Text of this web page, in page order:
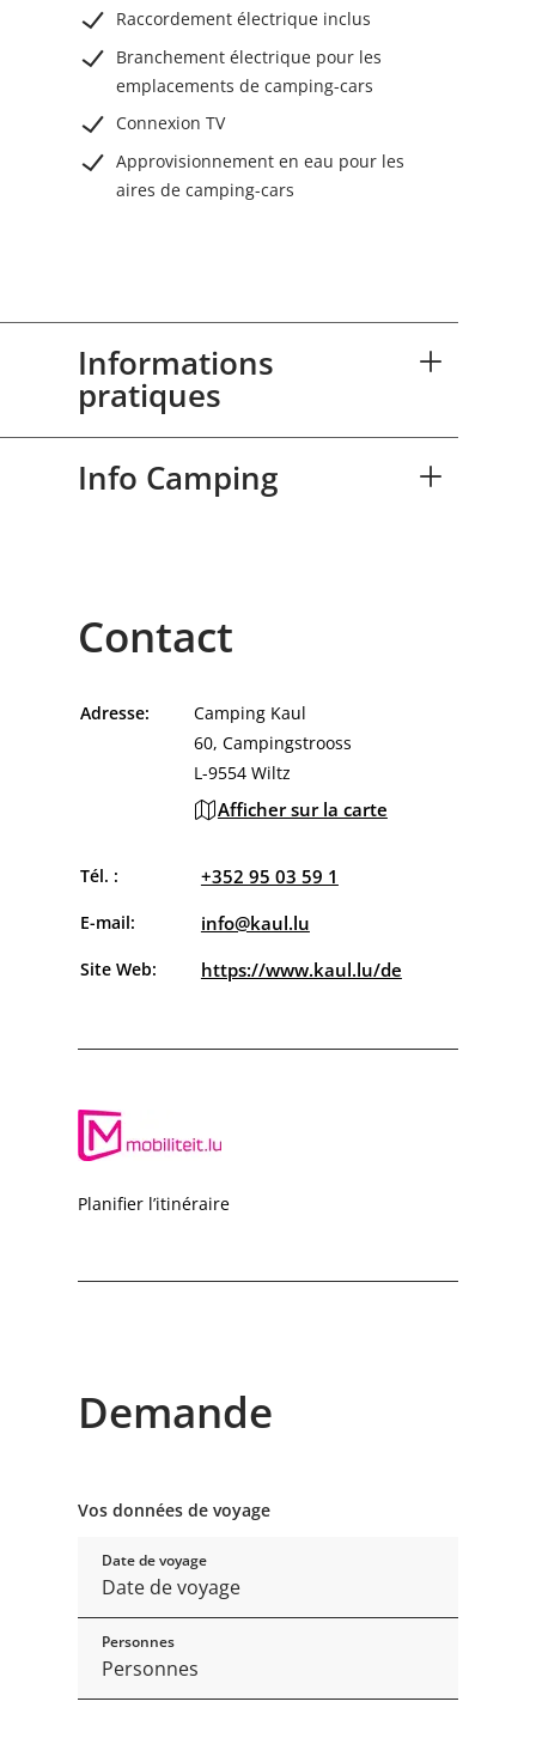
Raccordement électrique inclus
Branchement électrique pour les
emplacements de camping-cars
Connexion TV
Approvisionnement en eau pour les
aires de camping-cars
Informations
pratiques
Info Camping
Contact
Adresse:
Camping Kaul
60, Campingstrooss
L-9554 Wiltz
Afficher sur la carte
Tél. : +352 95 03 59 1
E-mail: info@kaul.lu
Site Web: https://www.kaul.lu/de
Planifier l’itinéraire
Demande
Vos données de voyage
Date de voyage
Personnes